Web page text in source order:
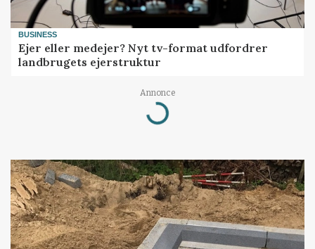
BUSINESS
Ejer eller medejer? Nyt tv-format udfordrer
landbrugets ejerstruktur
Annonce
Loading...